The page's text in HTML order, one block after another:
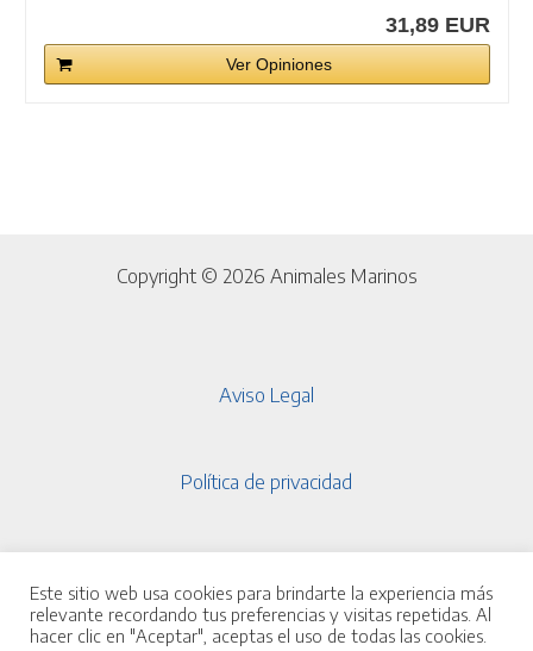
31,89 EUR
Ver Opiniones
Copyright © 2026 Animales Marinos
Aviso Legal
Política de privacidad
Este sitio web usa cookies para brindarte la experiencia más
relevante recordando tus preferencias y visitas repetidas. Al
hacer clic en "Aceptar", aceptas el uso de todas las cookies.
Alejandroha comprado